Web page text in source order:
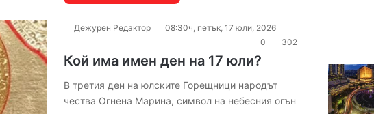
Дежурен Редактор
08:30ч, петък, 17 юли, 2026
0
302
Кой има имен ден на 17 юли?
В третия ден на юлските Горещници народът
чества Огнена Марина, символ на небесния огън